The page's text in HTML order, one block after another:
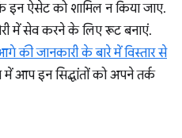
ऐसेट को शामिल न किया जाए.
में सेव करने के लिए रूट बनाएं.
की जानकारी के बारे में विस्तार से
आप इन सिद्धांतों को अपने तर्क